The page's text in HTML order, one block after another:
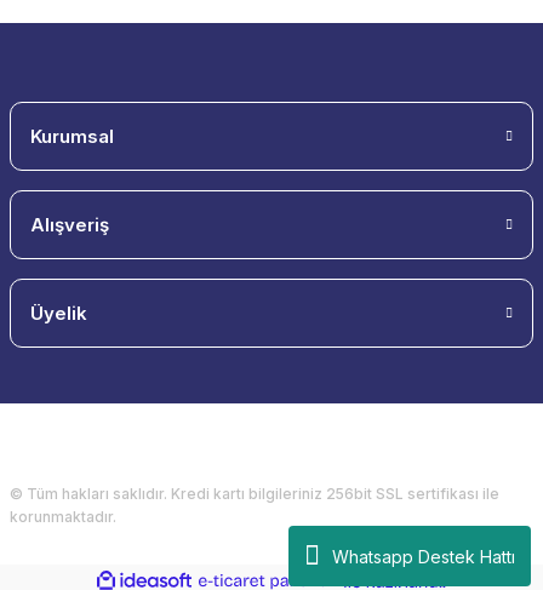
Whatsapp Destek Hattı
Kurumsal
Alışveriş
Üyelik
© Tüm hakları saklıdır. Kredi kartı bilgileriniz 256bit SSL sertifikası ile
korunmaktadır.
ideasoft